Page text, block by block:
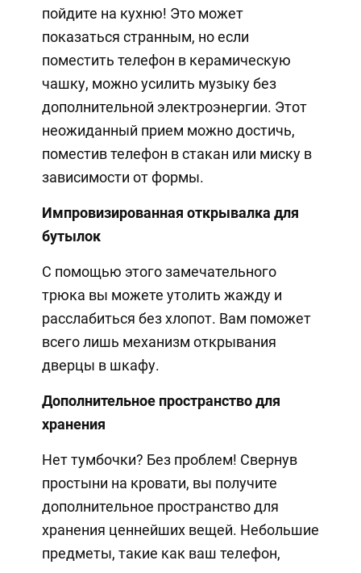
пойдите на кухню! Это может
показаться странным, но если
поместить телефон в керамическую
чашку, можно усилить музыку без
дополнительной электроэнергии. Этот
неожиданный прием можно достичь,
поместив телефон в стакан или миску в
зависимости от формы.
Импровизированная открывалка для
бутылок
С помощью этого замечательного
трюка вы можете утолить жажду и
расслабиться без хлопот. Вам поможет
всего лишь механизм открывания
дверцы в шкафу.
Дополнительное пространство для
хранения
Нет тумбочки? Без проблем! Свернув
простыни на кровати, вы получите
дополнительное пространство для
хранения ценнейших вещей. Небольшие
предметы, такие как ваш телефон,